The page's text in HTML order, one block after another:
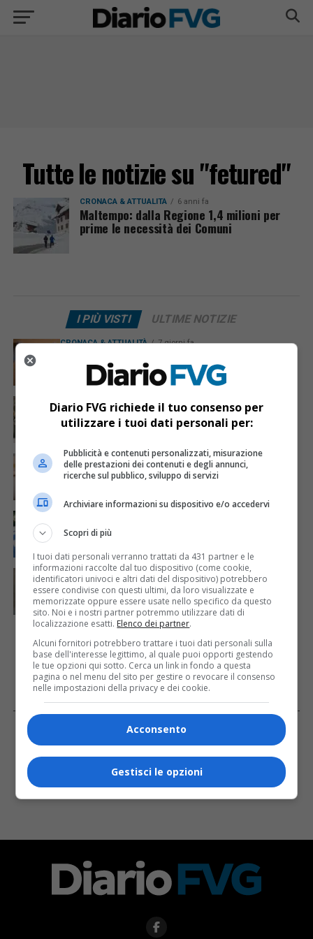
Tutte le notizie su "fetured"
CRONACA & ATTUALITÀ 6 anni fa
Maltempo: dalla Regione 1,4 milioni per
prime le necessità dei Comuni
I PIÙ VISTI ULTIME NOTIZIE
CRONACA & ATTUALITÀ 7 giorni fa
dietro il lusso un traffico di droga da milioni
Acqua da usare con cautela nell’Udinese: ecco tutte
le frazioni sotto osservazione
CRONACA & ATTUALITÀ 4 giorni fa
Mattia Ranghetti muore a 29 anni dopo la
folgorazione alle Ferriere Nord di Osoppo
Arrivano 142 nuovi poliziotti in Friuli-Venezia Giulia:
61 saranno assegnati a Trieste
CRONACA & ATTUALITÀ 4 giorni fa
Mattia Ranghetti morto dopo l’infortunio alle
Ferriere Nord, i sindacati: «Tragedia inaccettabile»
Diario FVG richiede il tuo consenso per
utilizzare i tuoi dati personali per:
Pubblicità e contenuti personalizzati, misurazione
delle prestazioni dei contenuti e degli annunci,
ricerche sul pubblico, sviluppo di servizi
Archiviare informazioni su dispositivo e/o accedervi
Scopri di più
I tuoi dati personali verranno trattati da 431 partner e le
informazioni raccolte dal tuo dispositivo (come cookie,
identificatori univoci e altri dati del dispositivo) potrebbero
essere condivise con questi ultimi, da loro visualizzate e
memorizzate oppure essere usate nello specifico da questo
sito. Noi e i nostri partner potremmo utilizzare dati di
localizzazione esatti. Elenco dei partner.
Alcuni fornitori potrebbero trattare i tuoi dati personali sulla
base dell'interesse legittimo, al quale puoi opporti gestendo
le tue opzioni qui sotto. Cerca un link in fondo a questa
pagina o nel menu del sito per gestire o revocare il consenso
nelle impostazioni della privacy e dei cookie.
Acconsento
Gestisci le opzioni